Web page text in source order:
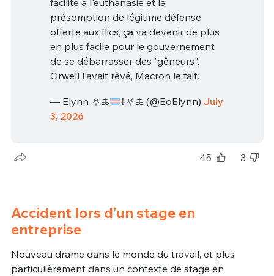
facilité à l'euthanasie et la
présomption de légitime défense
offerte aux flics, ça va devenir de plus
en plus facile pour le gouvernement
de se débarrasser des "gêneurs".
Orwell l'avait rêvé, Macron le fait.
— Elynn ⛧🜏 ⸸⛧🜏 (@EoElynn) July
3, 2026
45 3
Accident lors d’un stage en
entreprise
Nouveau drame dans le monde du travail, et plus
particulièrement dans un contexte de stage en